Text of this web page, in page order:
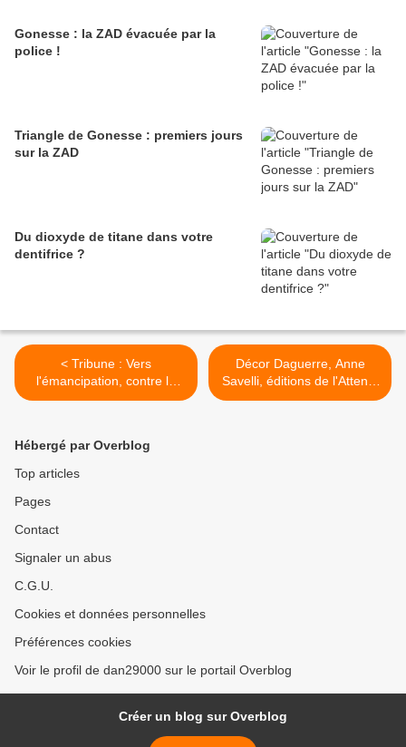
Gonesse : la ZAD évacuée par la
police !
Triangle de Gonesse : premiers jours
sur la ZAD
Du dioxyde de titane dans votre
dentifrice ?
< Tribune : Vers
l'émancipation, contre la
calomnie
Décor Daguerre, Anne
Savelli, éditions de l'Attente
>
Hébergé par Overblog
Top articles
Pages
Contact
Signaler un abus
C.G.U.
Cookies et données personnelles
Préférences cookies
Voir le profil de dan29000 sur le portail Overblog
Créer un blog sur Overblog